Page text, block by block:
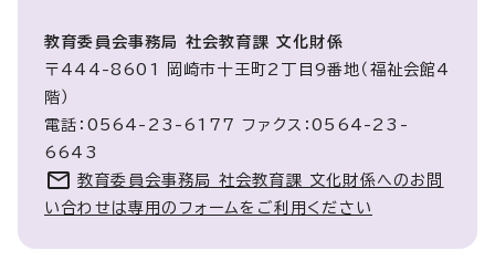
教育委員会事務局 社会教育課 文化財係
〒444-8601 岡崎市十王町2丁目9番地（福祉会館4
階）
電話：0564-23-6177 ファクス：0564-23-
6643
教育委員会事務局 社会教育課 文化財係へのお問
い合わせは専用のフォームをご利用ください